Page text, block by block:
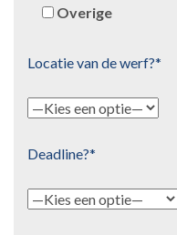
Overige
Locatie van de werf?*
Deadline?*